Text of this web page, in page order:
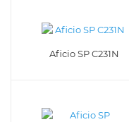
Aficio SP C231N